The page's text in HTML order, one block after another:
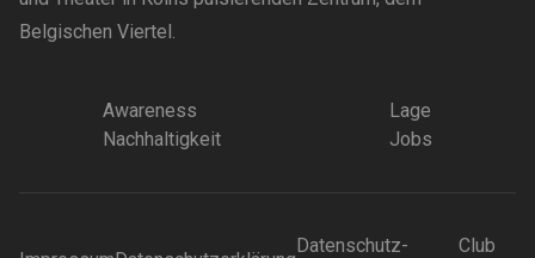
Belgischen Viertel.
Awareness
Nachhaltigkeit
Lage
Jobs
Datenschutz- Club